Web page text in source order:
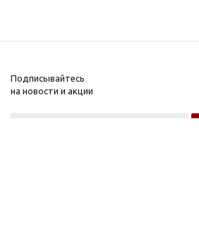
Подписывайтесь
на новости и акции